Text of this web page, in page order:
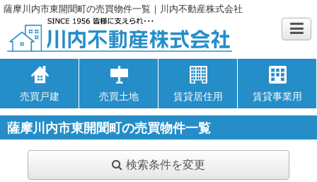
薩摩川内市東開聞町の売買物件一覧｜川内不動産株式会社
売買戸建 売買土地 賃貸居住用 賃貸事業用
薩摩川内市東開聞町の売買物件一覧
検索条件を変更